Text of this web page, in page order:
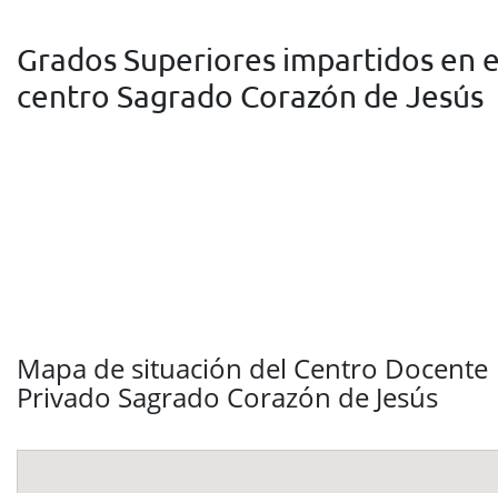
Grados Superiores impartidos en
centro Sagrado Corazón de Jesús
Mapa de situación del Centro Docente
Privado Sagrado Corazón de Jesús